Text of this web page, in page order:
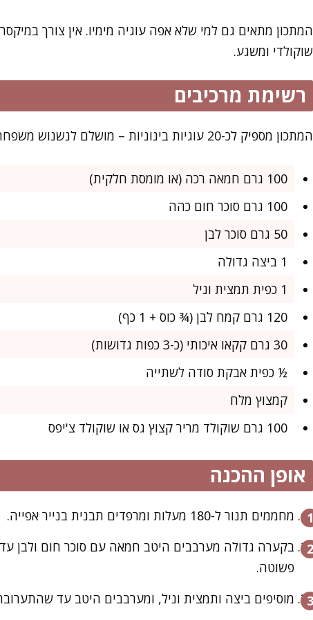
המתכון מתאים גם למי שלא אפה עוגיה מימיו. אין צורך
שוקולדי ומשגע.
רשימת מרכיבים
המתכון מספיק לכ-20 עוגיות בינוניות – מושלם לנשנוש משפחתי או כתוספת לקפה של הבוקר ליום-יומיים הקרובים.
100 גרם חמאה רכה (או מומסת חלקית)
100 גרם סוכר חום כהה
50 גרם סוכר לבן
1 ביצה גדולה
1 כפית תמצית וניל
120 גרם קמח לבן (¾ כוס + 1 כף)
30 גרם קקאו איכותי (כ-3 כפות גדושות)
½ כפית אבקת סודה לשתייה
קמצוץ מלח
100 גרם שוקולד מריר קצוץ גס או שוקולד צ'יפס
אופן ההכנה
מחממים תנור ל-180 מעלות ומרפדים תבנית בנייר אפייה.
בקערה גדולה מערבבים היטב חמאה עם סוכר חום ולבן
פשוטה.
מוסיפים ביצה ותמצית וניל, ומערבבים היטב עד